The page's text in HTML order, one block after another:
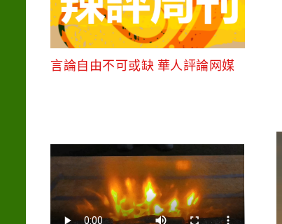
言論自由不可或缺 華人評論网媒